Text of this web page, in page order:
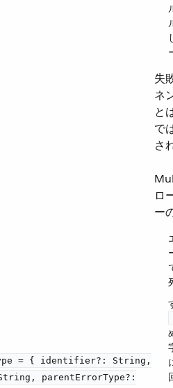
失
ネ
と
で
さ
= { identifier?: String,
String, parentErrorType?:
ロ
ー